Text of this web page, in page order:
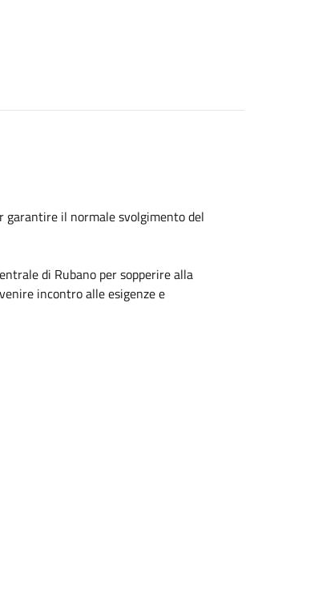
garantire il normale svolgimento del
di Rubano per sopperire alla
incontro alle esigenze e